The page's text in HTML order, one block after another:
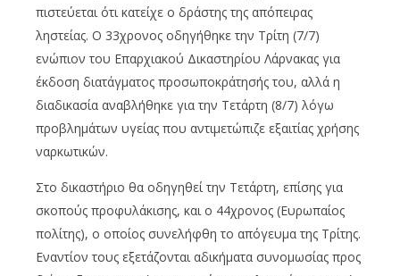
πιστεύεται ότι κατείχε ο δράστης της απόπειρας
ληστείας. Ο 33χρονος οδηγήθηκε την Τρίτη (7/7)
ενώπιον του Επαρχιακού Δικαστηρίου Λάρνακας για
έκδοση διατάγματος προσωποκράτησής του, αλλά η
διαδικασία αναβλήθηκε για την Τετάρτη (8/7) λόγω
προβλημάτων υγείας που αντιμετώπιζε εξαιτίας χρήσης
ναρκωτικών.
Στο δικαστήριο θα οδηγηθεί την Τετάρτη, επίσης για
σκοπούς προφυλάκισης, και ο 44χρονος (Ευρωπαίος
πολίτης), ο οποίος συνελήφθη το απόγευμα της Τρίτης.
Εναντίον τους εξετάζονται αδικήματα συνομωσίας προς